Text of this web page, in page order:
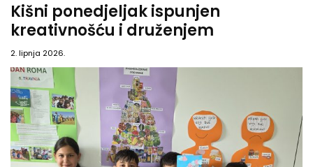
Kišni ponedjeljak ispunjen
kreativnošću i druženjem
2. lipnja 2026.